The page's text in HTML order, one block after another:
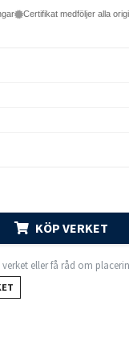
Certifikat medföljer alla
KÖP VERKET
eller få råd om